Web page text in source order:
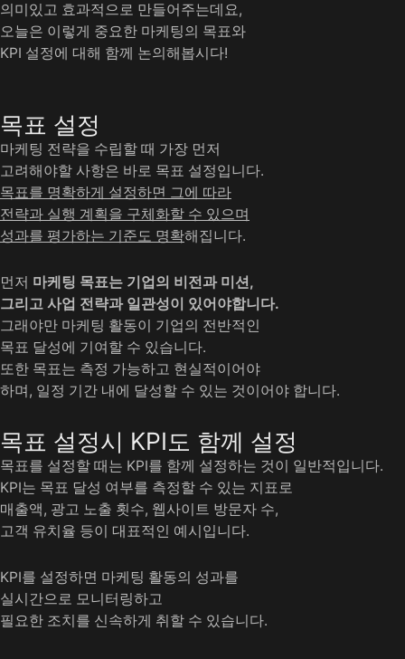
의미있고 효과적으로 만들어주는데요,
오늘은 이렇게 중요한 마케팅의 목표와
KPI 설정에 대해 함께 논의해봅시다!
목표 설정
마케팅 전략을 수립할 때 가장 먼저
고려해야할 사항은 바로 목표 설정입니다.
목표를 명확하게 설정하면 그에 따라
전략과 실행 계획을 구체화할 수 있으며
성과를 평가하는 기준도 명확해집니다.
먼저 마케팅 목표는 기업의 비전과 미션,
그리고 사업 전략과 일관성이 있어야합니다.
그래야만 마케팅 활동이 기업의 전반적인
목표 달성에 기여할 수 있습니다.
또한 목표는 측정 가능하고 현실적이어야
하며, 일정 기간 내에 달성할 수 있는 것이어야 합니다.
목표 설정시 KPI도 함께 설정
목표를 설정할 때는 KPI를 함께 설정하는 것이 일반적입니다.
KPI는 목표 달성 여부를 측정할 수 있는 지표로
매출액, 광고 노출 횟수, 웹사이트 방문자 수,
고객 유치율 등이 대표적인 예시입니다.
KPI를 설정하면 마케팅 활동의 성과를
실시간으로 모니터링하고
필요한 조치를 신속하게 취할 수 있습니다.